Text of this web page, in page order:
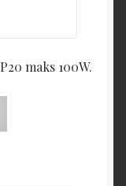
maks 100W.